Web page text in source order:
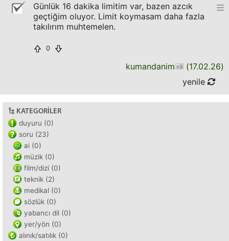
Günlük 16 dakika limitim var, bazen azcık
geçtiğim oluyor. Limit koymasam daha fazla
takılırım muhtemelen.
0
kumandanim (17.02.26)
yenile
KATEGORILER
duyuru (0)
soru (23)
ai (0)
müzik (0)
film/dizi (0)
teknik (2)
medikal (0)
sözlük (0)
yabancı dil (0)
yer/yön (0)
alınık/satılık (0)